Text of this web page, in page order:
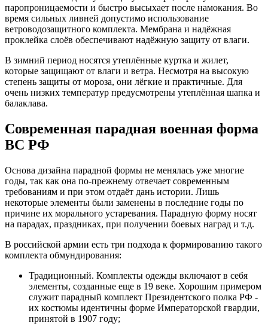
паропроницаемости и быстро высыхает после намокания. Во
время сильных ливней допустимо использование
ветроводозащитного комплекта. Мембрана и надёжная
проклейка слоёв обеспечивают надёжную защиту от влаги.
В зимний период носятся утеплённые куртка и жилет,
которые защищают от влаги и ветра. Несмотря на высокую
степень защиты от мороза, они лёгкие и практичные. Для
очень низких температур предусмотрены утеплённая шапка и
балаклава.
Современная парадная военная форма
ВС РФ
Основа дизайна парадной формы не менялась уже многие
годы, так как она по-прежнему отвечает современным
требованиям и при этом отдаёт дань истории. Лишь
некоторые элементы были заменены в последние годы по
причине их морального устаревания. Парадную форму носят
на парадах, праздниках, при получении боевых наград и т.д.
В российской армии есть три подхода к формированию такого
комплекта обмундирования:
Традиционный. Комплекты одежды включают в себя
элементы, созданные еще в 19 веке. Хорошим примером
служит парадный комплект Президентского полка РФ -
их костюмы идентичны форме Императорской гвардии,
принятой в 1907 году;